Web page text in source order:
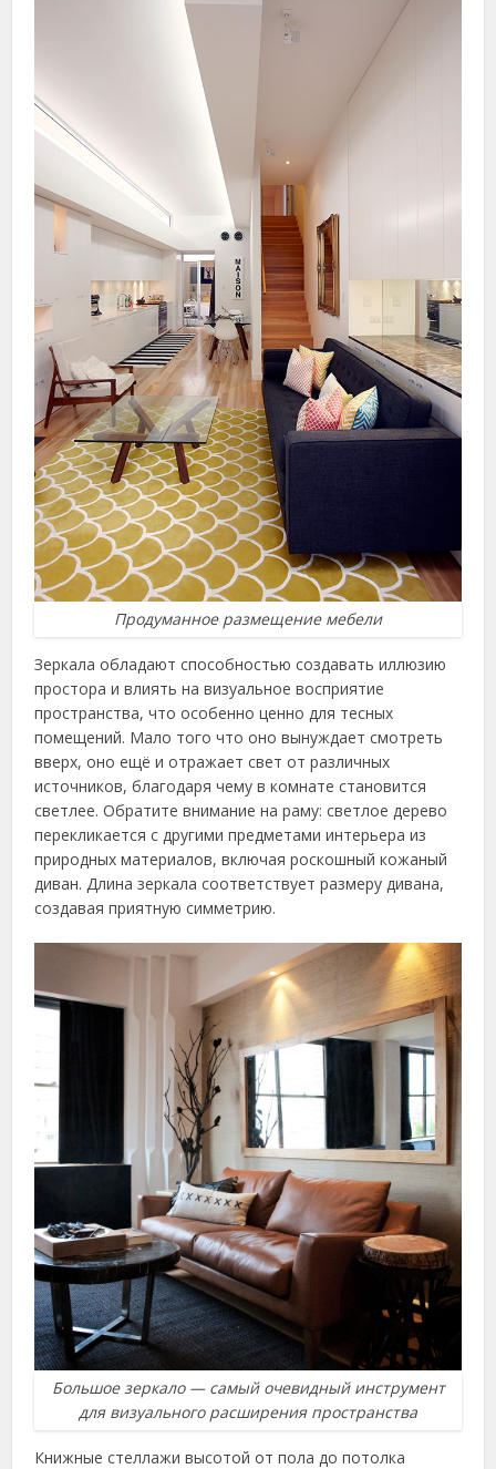
Продуманное размещение мебели
Зеркала обладают способностью создавать иллюзию
простора и влиять на визуальное восприятие
пространства, что особенно ценно для тесных
помещений. Мало того что оно вынуждает смотреть
вверх, оно ещё и отражает свет от различных
источников, благодаря чему в комнате становится
светлее. Обратите внимание на раму: светлое дерево
перекликается с другими предметами интерьера из
природных материалов, включая роскошный кожаный
диван. Длина зеркала соответствует размеру дивана,
создавая приятную симметрию.
Большое зеркало — самый очевидный инструмент
для визуального расширения пространства
Книжные стеллажи высотой от пола до потолка